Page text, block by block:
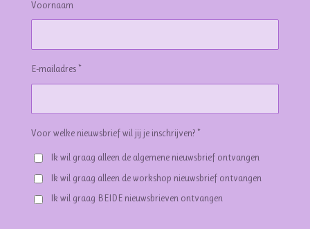
Voornaam
E-mailadres *
Voor welke nieuwsbrief wil jij je inschrijven? *
Ik wil graag alleen de algemene nieuwsbrief ontvangen
Ik wil graag alleen de workshop nieuwsbrief ontvangen
Ik wil graag BEIDE nieuwsbrieven ontvangen